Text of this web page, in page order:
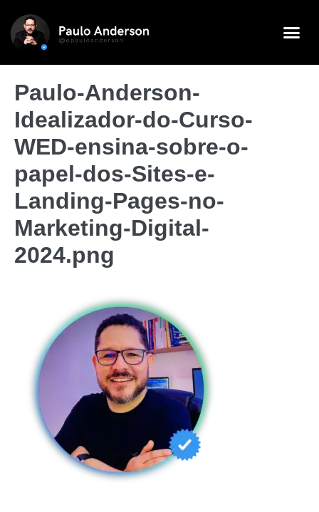
Paulo-Anderson-
Idealizador-do-Curso-
WED-ensina-sobre-o-
papel-dos-Sites-e-
Landing-Pages-no-
Marketing-Digital-
2024.png